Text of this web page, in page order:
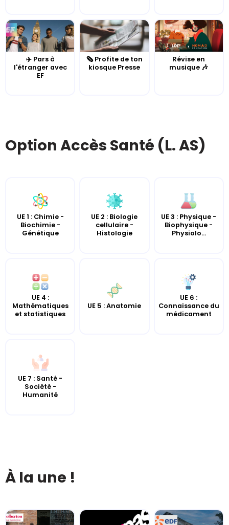
✈️ Pars à
l'étranger avec
EF
🗞️ Profite de ton
kiosque Presse
Révise en
musique 🎶
Option Accès Santé (L. AS)
UE 1 : Chimie -
Biochimie -
Génétique
UE 2 : Biologie
cellulaire -
Histologie
UE 3 : Physique -
Biophysique -
Physiolo...
UE 4 :
Mathématiques
et statistiques
UE 5 : Anatomie
UE 6 :
Connaissance du
médicament
UE 7 : Santé -
Société -
Humanité
À la une !